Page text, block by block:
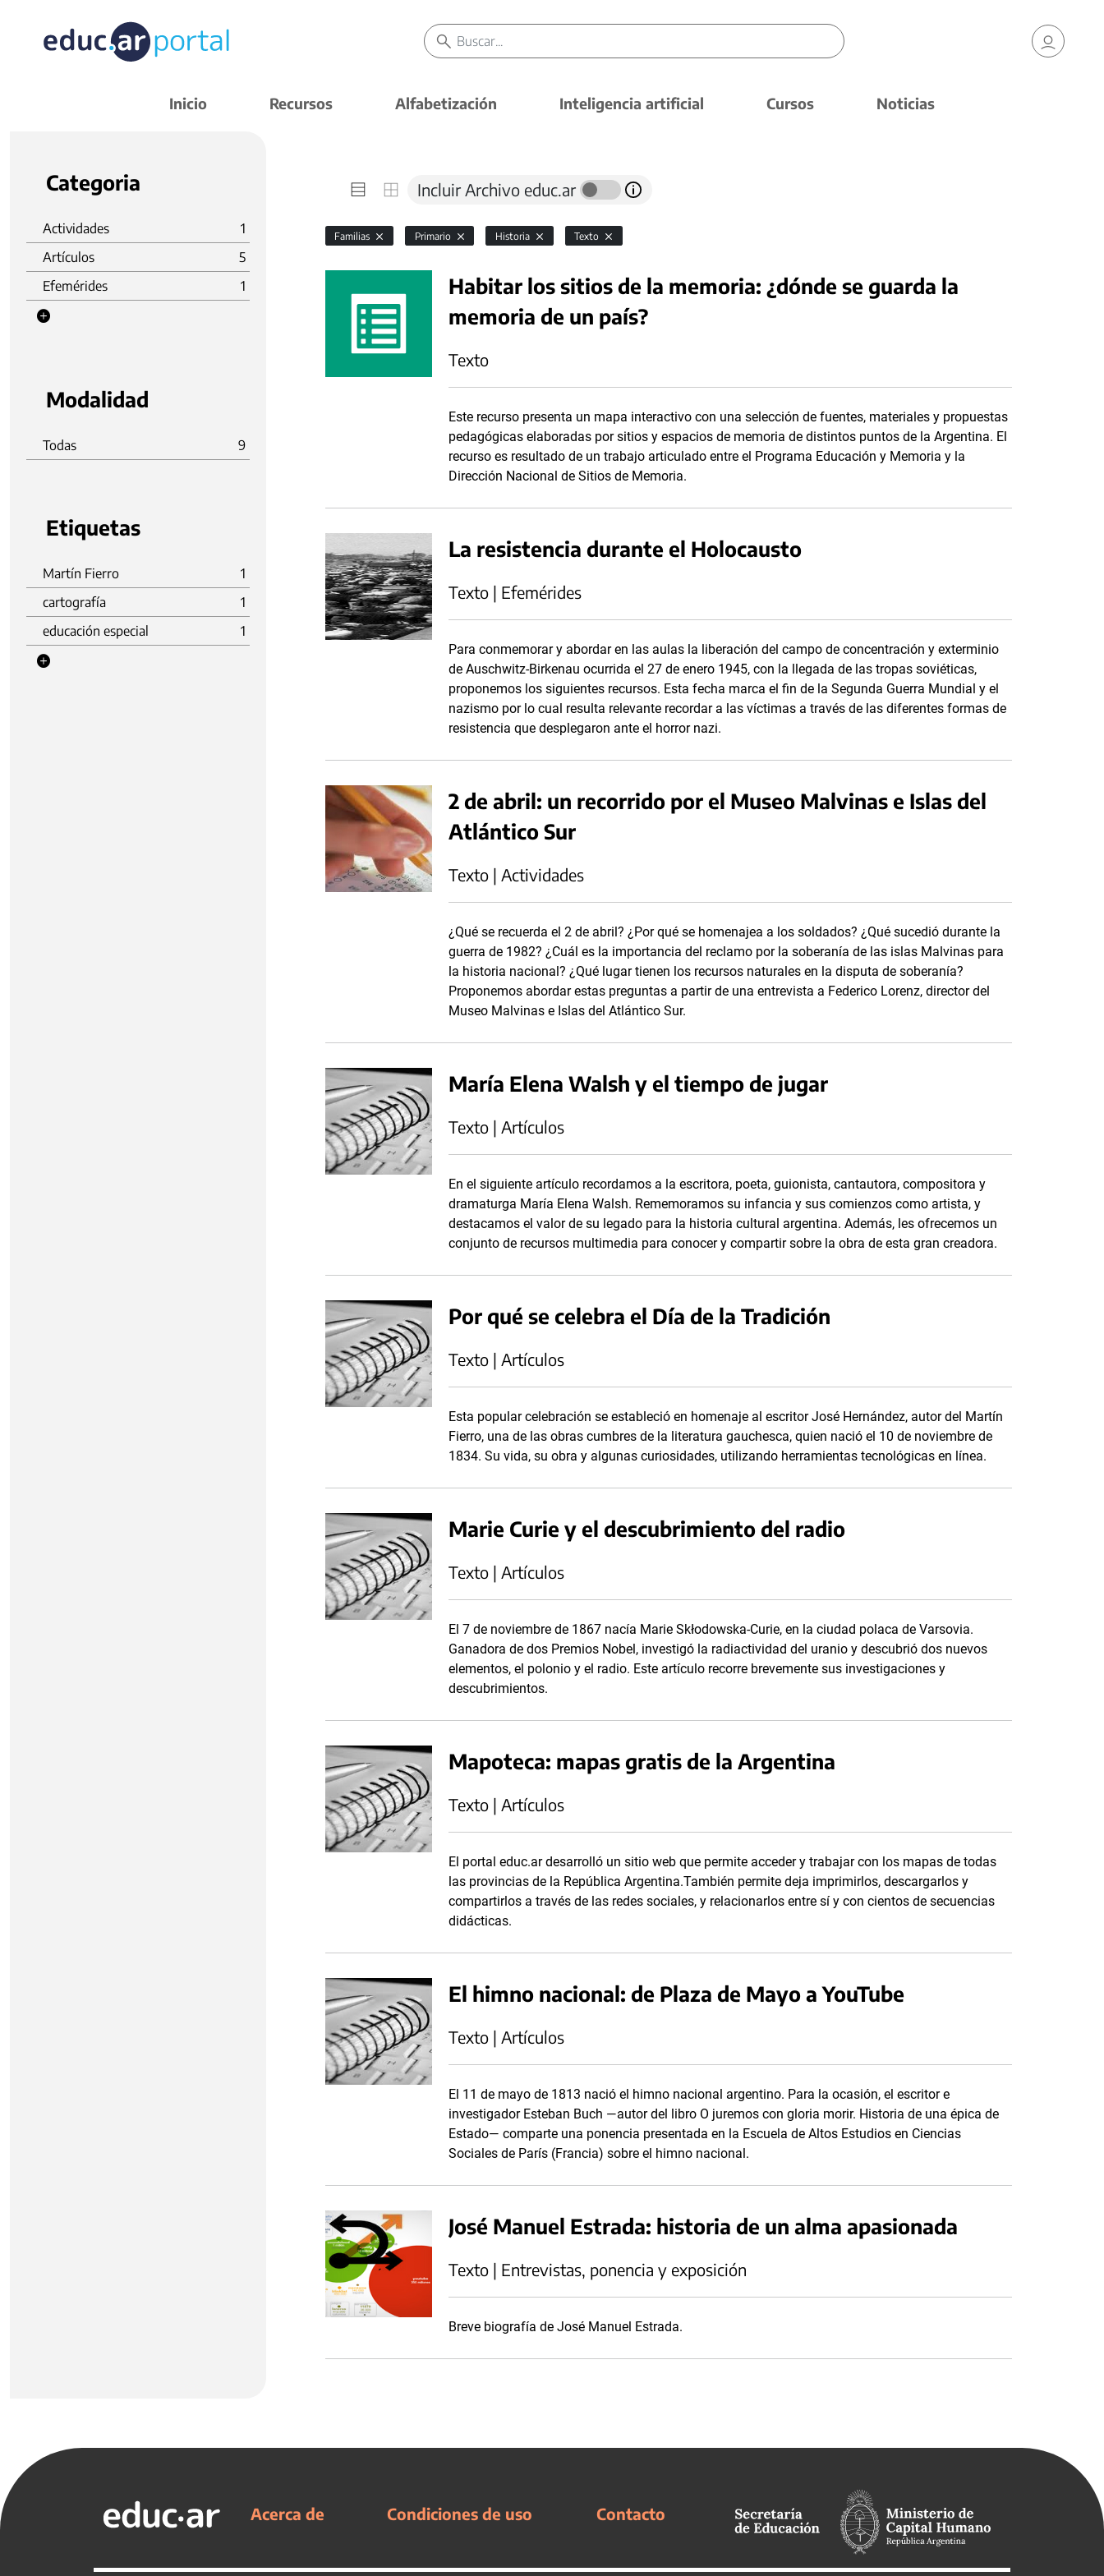
Inicio Recursos Alfabetización Inteligencia artificial Cursos Noticias
Categoria
Actividades
1
Artículos
5
Efemérides
1
Modalidad
Todas 9
Etiquetas
Martín Fierro
1
cartografía
1
educación especial
1
Incluir Archivo educ.ar
Familias Primario Historia Texto
Habitar los sitios de la memoria: ¿dónde se guarda la
memoria de un país?
Texto
Este recurso presenta un mapa interactivo con una selección de fuentes, materiales y propuestas
pedagógicas elaboradas por sitios y espacios de memoria de distintos puntos de la Argentina. El
recurso es resultado de un trabajo articulado entre el Programa Educación y Memoria y la
Dirección Nacional de Sitios de Memoria.
La resistencia durante el Holocausto
Texto | Efemérides
Para conmemorar y abordar en las aulas la liberación del campo de concentración y exterminio
de Auschwitz-Birkenau ocurrida el 27 de enero 1945, con la llegada de las tropas soviéticas,
proponemos los siguientes recursos. Esta fecha marca el fin de la Segunda Guerra Mundial y el
nazismo por lo cual resulta relevante recordar a las víctimas a través de las diferentes formas de
resistencia que desplegaron ante el horror nazi.
2 de abril: un recorrido por el Museo Malvinas e Islas del
Atlántico Sur
Texto | Actividades
¿Qué se recuerda el 2 de abril? ¿Por qué se homenajea a los soldados? ¿Qué sucedió durante la
guerra de 1982? ¿Cuál es la importancia del reclamo por la soberanía de las islas Malvinas para
la historia nacional? ¿Qué lugar tienen los recursos naturales en la disputa de soberanía?
Proponemos abordar estas preguntas a partir de una entrevista a Federico Lorenz, director del
Museo Malvinas e Islas del Atlántico Sur.
María Elena Walsh y el tiempo de jugar
Texto | Artículos
En el siguiente artículo recordamos a la escritora, poeta, guionista, cantautora, compositora y
dramaturga María Elena Walsh. Rememoramos su infancia y sus comienzos como artista, y
destacamos el valor de su legado para la historia cultural argentina. Además, les ofrecemos un
conjunto de recursos multimedia para conocer y compartir sobre la obra de esta gran creadora.
Por qué se celebra el Día de la Tradición
Texto | Artículos
Esta popular celebración se estableció en homenaje al escritor José Hernández, autor del Martín
Fierro, una de las obras cumbres de la literatura gauchesca, quien nació el 10 de noviembre de
1834. Su vida, su obra y algunas curiosidades, utilizando herramientas tecnológicas en línea.
Marie Curie y el descubrimiento del radio
Texto | Artículos
El 7 de noviembre de 1867 nacía Marie Skłodowska-Curie, en la ciudad polaca de Varsovia.
Ganadora de dos Premios Nobel, investigó la radiactividad del uranio y descubrió dos nuevos
elementos, el polonio y el radio. Este artículo recorre brevemente sus investigaciones y
descubrimientos.
Mapoteca: mapas gratis de la Argentina
Texto | Artículos
El portal educ.ar desarrolló un sitio web que permite acceder y trabajar con los mapas de todas
las provincias de la República Argentina.También permite deja imprimirlos, descargarlos y
compartirlos a través de las redes sociales, y relacionarlos entre sí y con cientos de secuencias
didácticas.
El himno nacional: de Plaza de Mayo a YouTube
Texto | Artículos
El 11 de mayo de 1813 nació el himno nacional argentino. Para la ocasión, el escritor e
investigador Esteban Buch ―autor del libro O juremos con gloria morir. Historia de una épica de
Estado― comparte una ponencia presentada en la Escuela de Altos Estudios en Ciencias
Sociales de París (Francia) sobre el himno nacional.
José Manuel Estrada: historia de un alma apasionada
Texto | Entrevistas, ponencia y exposición
Breve biografía de José Manuel Estrada.
Acerca de Condiciones de uso Contacto